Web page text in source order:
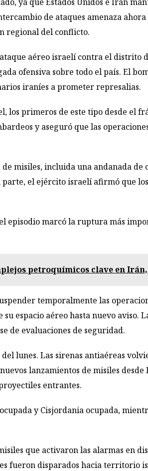
de ataques amenaza
regional del conflicto.
aéreo israelí contra el distrito
ofensiva sobre todo el país. El
iraníes a prometer represalias.
los primeros de este tipo desde el
y aseguró que las
misiles, incluida una andanada
el ejército israelí afirmó que
episodio marcó la ruptura más
petroquímicos clave en
temporalmente las
espacio aéreo hasta nuevo
de evaluaciones de seguridad.
lunes. Las sirenas antiaéreas
lanzamientos de misiles desde
entrantes.
y Cisjordania ocupada,
que activaron las alarmas en
fueron disparados hacia territorio